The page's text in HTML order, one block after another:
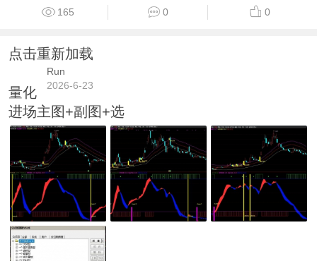
165 0 0
点击重新加载
Run
2026-6-23
量化
进场主图+副图+选